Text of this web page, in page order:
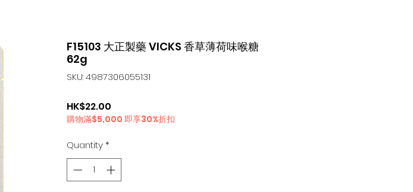
F15103 大正製藥 VICKS 香草薄荷味喉糖
62g
SKU: 4987306055131
HK$22.00
購物滿$5,000 即享30%折扣
Quantity*